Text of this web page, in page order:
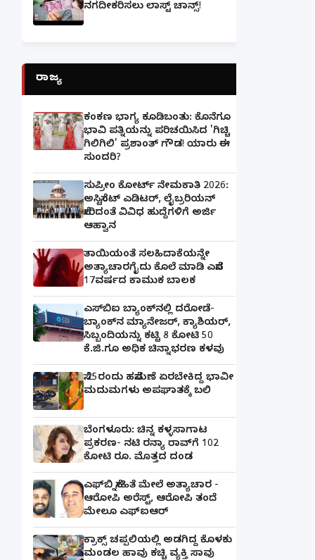
ನಗದೀಕರಿಸಲು ಲಾಸ್ಟ್‌ ಚಾನ್ಸ್‌!
ರಾಜ್ಯ
ಕಂಕಣ ಭಾಗ್ಯ ಕೂಡಿಬಂತು: ಕೊನೆಗೂ
ಭಾವಿ ಪತ್ನಿಯನ್ನು ಪರಿಚಯಿಸಿದ 'ಗಿಚ್ಚಿ
ಗಿಲಿಗಿಲಿ' ಪ್ರಶಾಂತ್ ಗೌಡ! ಯಾರು ಈ
ಸುಂದರಿ?
ಸುಪ್ರೀಂ ಕೋರ್ಟ್ ನೇಮಕಾತಿ 2026:
ಅಸಿಸ್ಟೆಂಟ್ ಎಡಿಟರ್, ಲೈಬ್ರರಿಯನ್
ಸೇರಿದಂತೆ ವಿವಿಧ ಹುದ್ದೆಗಳಿಗೆ ಅರ್ಜಿ
ಆಹ್ವಾನ
ತಾಯಿಯಂತೆ ಸಲಹಿದಾಕೆಯನ್ನೇ
ಅತ್ಯಾಚಾರಗೈದು ಕೊಲೆ ಮಾಡಿ ಎಸೆದ
17ವರ್ಷದ ಕಾಮುಕ ಬಾಲಕ
ಎಸ್‌ಬಿಐ ಬ್ಯಾಂಕ್‌ನಲ್ಲಿ‌ ದರೋಡೆ-
ಬ್ಯಾಂಕ್​ನ ಮ್ಯಾನೇಜರ್‌, ಕ್ಯಾಶಿಯರ್‌,
ಸಿಬ್ಬಂದಿಯನ್ನು ಕಟ್ಟಿ 8 ಕೋಟಿ 50
ಕೆ.ಜಿ.ಗೂ ಅಧಿಕ ಚಿನ್ನಾಭರಣ ಕಳವು
ಸೆ.25ರಂದು ಹಸೆಮಣೆ ಏರಬೇಕಿದ್ದ ಭಾವೀ
ಮದುಮಗಳು ಅಪಘಾತಕ್ಕೆ ಬಲಿ
ಬೆಂಗಳೂರು: ಚಿನ್ನ ಕಳ್ಳಸಾಗಾಟ
ಪ್ರಕರಣ- ನಟಿ ರನ್ಯಾ ರಾವ್‌ಗೆ 102
ಕೋಟಿ ರೂ. ಮೊತ್ತದ ದಂಡ
ಎಫ್‌ಬಿ ಸ್ನೇಹಿತೆ ಮೇಲೆ ಅತ್ಯಾಚಾರ -
ಆರೋಪಿ ಅರೆಸ್ಟ್, ಆರೋಪಿ ತಂದೆ
ಮೇಲೂ ಎಫ್ಐಆರ್
ಕ್ರಾಕ್ಸ್ ಚಪ್ಪಲಿಯಲ್ಲಿ ಅಡಗಿದ್ದ ಕೊಳಕು
ಮಂಡಲ ಹಾವು ಕಚ್ಚಿ ವ್ಯಕ್ತಿ ಸಾವು